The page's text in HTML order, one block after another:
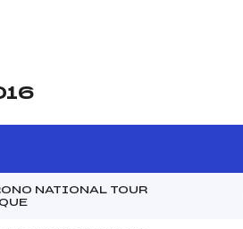
NATIONAL TOUR